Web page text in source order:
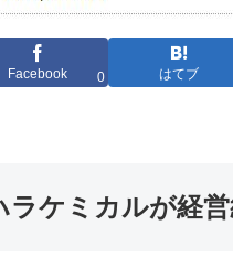
Facebook 0 はてブ
ケミカルが経